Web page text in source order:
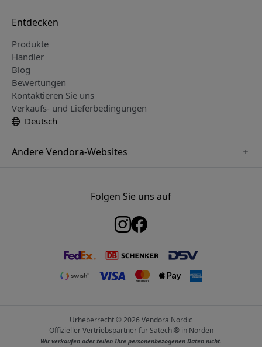
Entdecken
Produkte
Händler
Blog
Bewertungen
Kontaktieren Sie uns
Verkaufs- und Lieferbedingungen
Deutsch
Andere Vendora-Websites
www.pipetto.se
Folgen Sie uns auf
Urheberrecht © 2026 Vendora Nordic
Offizieller Vertriebspartner für Satechi® in Norden
Wir verkaufen oder teilen Ihre personenbezogenen Daten nicht.